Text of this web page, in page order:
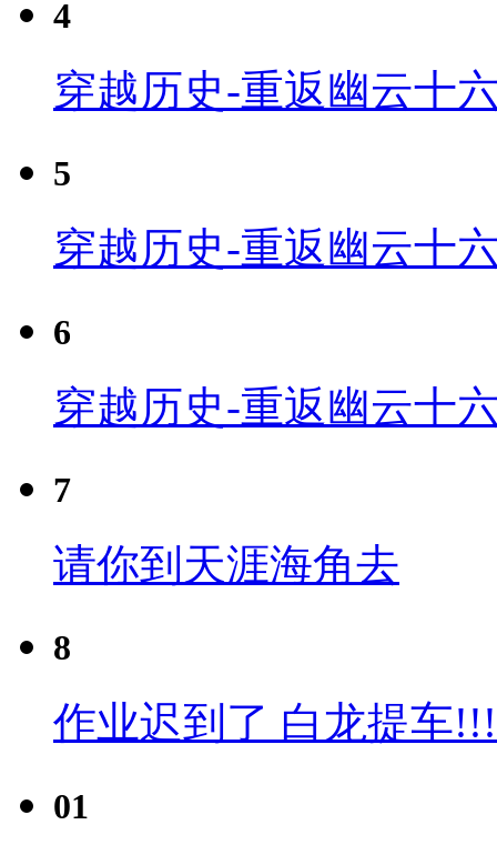
4
穿越历史-重返幽云十
5
穿越历史-重返幽云十
6
穿越历史-重返幽云十
7
请你到天涯海角去
8
作业迟到了 白龙提车
01